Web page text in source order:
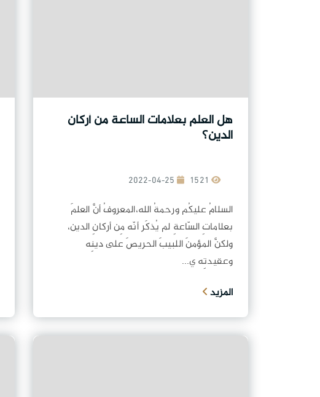
هل العلم بعلامات الساعة من أركان
الدين؟
2022-04-25
السلامُ عليكُم ورحمةُ الله،المعروفُ أنَّ العلمَ
بعلاماتِ السّاعةِ لم يُذكَر أنّه مِن أركانِ الدين،
ولكنَّ المؤمنَ اللبيبَ الحريصَ على دينِه
وعقيدتِه ي...
المزيد